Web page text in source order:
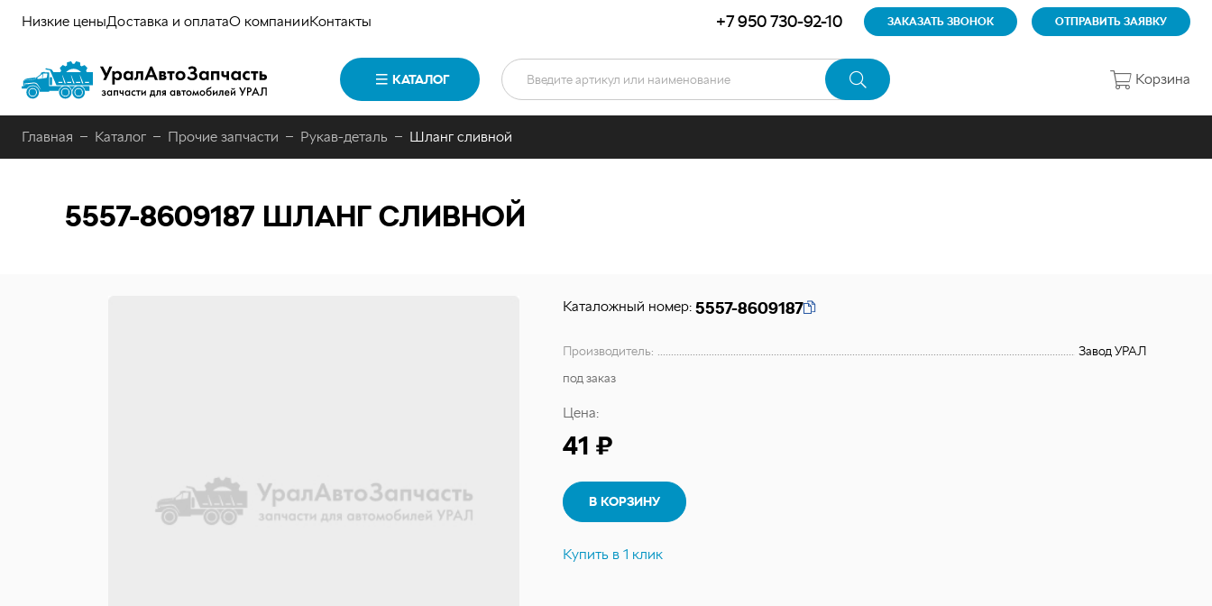
Низкие ценыДоставка и оплатаО компанииКонтакты +7 950 730-92-10 ЗАКАЗАТЬ ЗВОНОК ОТПРАВИТЬ ЗАЯВКУ
КАТАЛОГ Корзина
Главная Каталог Прочие запчасти Рукав-деталь Шланг сливной
5557-8609187 ШЛАНГ СЛИВНОЙ
Каталожный номер: 5557-8609187
Производитель:
Завод УРАЛ
под заказ
Цена:
41 ₽
В КОРЗИНУ
Купить в 1 клик